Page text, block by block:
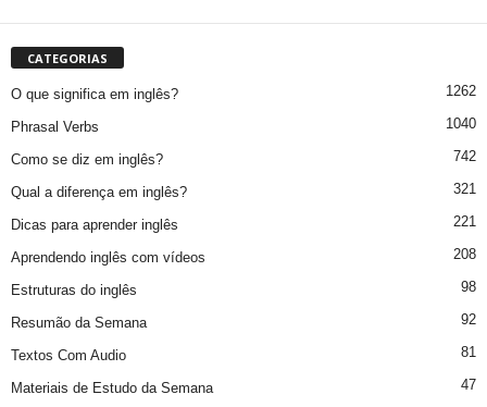
CATEGORIAS
O que significa em inglês? 1262
Phrasal Verbs 1040
Como se diz em inglês? 742
Qual a diferença em inglês? 321
Dicas para aprender inglês 221
Aprendendo inglês com vídeos 208
Estruturas do inglês 98
Resumão da Semana 92
Textos Com Audio 81
Materiais de Estudo da Semana 47